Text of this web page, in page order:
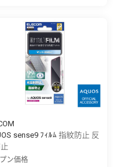
sense9 ﾌｨﾙﾑ 指紋防止 反
ン価格